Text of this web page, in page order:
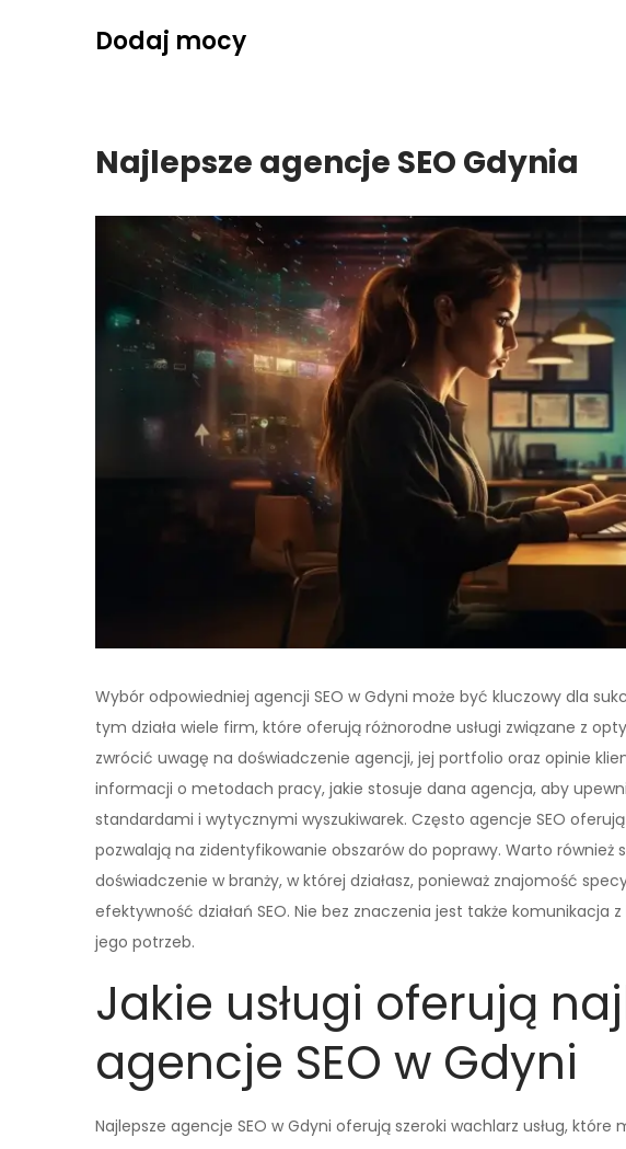
Dodaj mocy
Najlepsze agencje SEO Gdynia
Wybór odpowiedniej agencji SEO w Gdyni może być kluczowy dla
tym działa wiele firm, które oferują różnorodne usługi związane z
zwrócić uwagę na doświadczenie agencji, jej portfolio oraz opinie
informacji o metodach pracy, jakie stosuje dana agencja, aby
standardami i wytycznymi wyszukiwarek. Często agencje SEO
pozwalają na zidentyfikowanie obszarów do poprawy. Warto również
doświadczenie w branży, w której działasz, ponieważ znajomość
efektywność działań SEO. Nie bez znaczenia jest także
jego potrzeb.
Jakie usługi oferują
agencje SEO w Gdyni
Najlepsze agencje SEO w Gdyni oferują szeroki wachlarz usług,